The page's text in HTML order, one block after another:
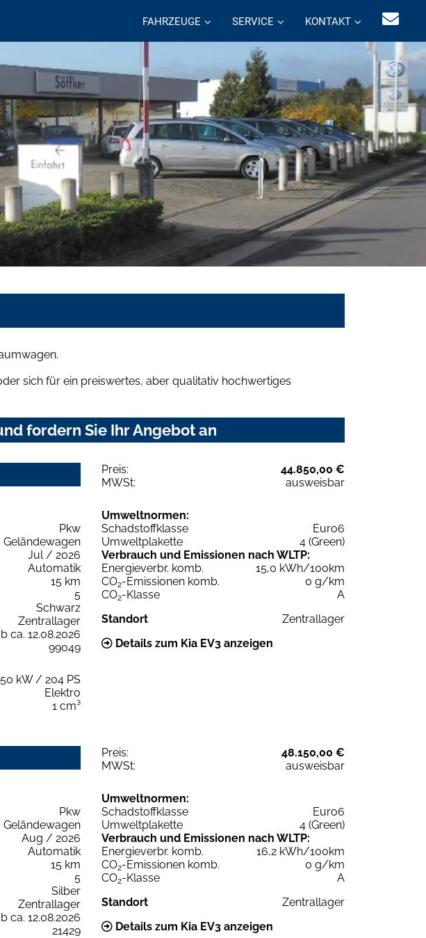
FAHRZEUGE SERVICE KONTAKT
sich für ein preiswertes, aber qualitativ hochwertiges
fordern Sie Ihr Angebot an
Preis:
44.850,00 €
MWSt:
ausweisbar
Pkw
Geländewagen
Jul / 2026
Automatik
15 km
5
Schwarz
Zentrallager
ca. 12.08.2026
99049
kW / 204 PS
Elektro
1 cm³
Umweltnormen:
Schadstoffklasse
Euro6
Umweltplakette
4 (Green)
Verbrauch und Emissionen nach WLTP:
Energieverbr. komb.
15,0 kWh/100km
CO2-Emissionen komb.
0 g/km
CO2-Klasse
A
Standort
Zentrallager
Details zum Kia EV3 anzeigen
Preis:
48.150,00 €
MWSt:
ausweisbar
Pkw
Geländewagen
Aug / 2026
Automatik
15 km
5
Silber
Zentrallager
ca. 12.08.2026
21429
Umweltnormen:
Schadstoffklasse
Euro6
Umweltplakette
4 (Green)
Verbrauch und Emissionen nach WLTP:
Energieverbr. komb.
16,2 kWh/100km
CO2-Emissionen komb.
0 g/km
CO2-Klasse
A
Standort
Zentrallager
Details zum Kia EV3 anzeigen